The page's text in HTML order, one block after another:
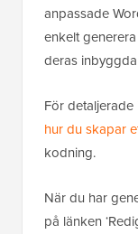
anpassade
enkelt
deras
För
hur du skapar
kodning.
När du har
på länken